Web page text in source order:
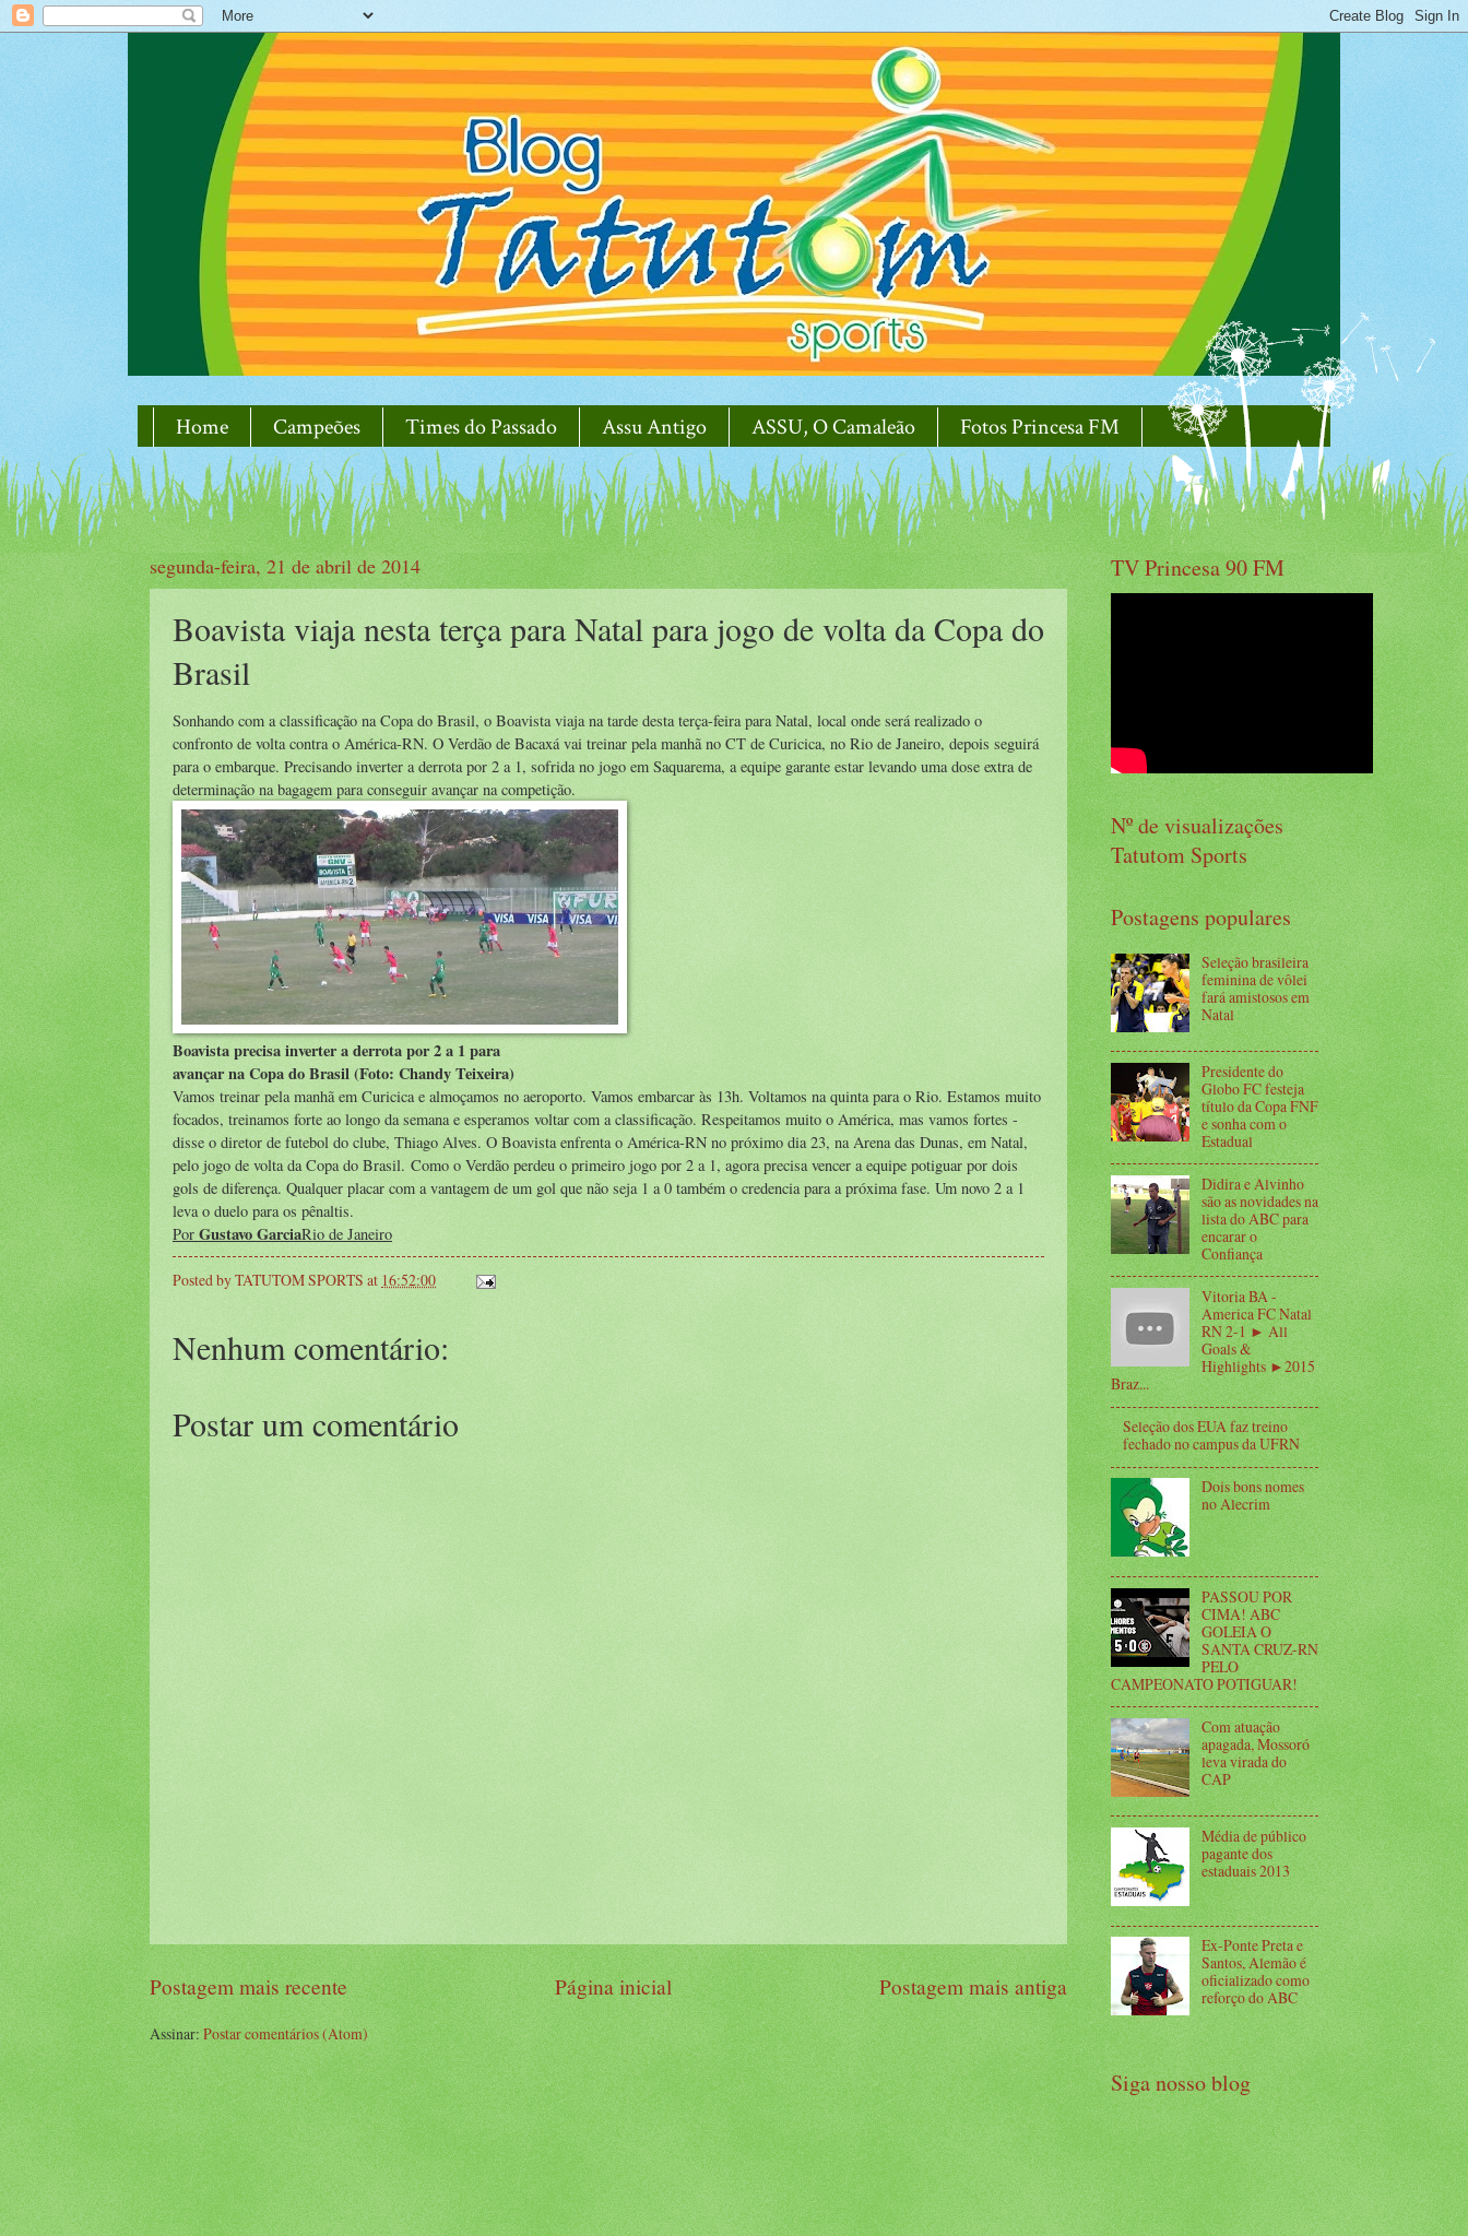
Home Campeões Times do Passado Assu Antigo ASSU, O Camaleão Fotos Princesa FM
segunda-feira, 21 de abril de 2014
Boavista viaja nesta terça para Natal para jogo de volta da Copa do
Brasil
Sonhando com a classificação na Copa do Brasil, o Boavista viaja na tarde desta terça-feira para Natal, local onde será realizado o
confronto de volta contra o América-RN. O Verdão de Bacaxá vai treinar pela manhã no CT de Curicica, no Rio de Janeiro, depois seguirá
para o embarque. Precisando inverter a derrota por 2 a 1, sofrida no jogo em Saquarema, a equipe garante estar levando uma dose extra de
determinação na bagagem para conseguir avançar na competição.
Boavista precisa inverter a derrota por 2 a 1 para
avançar na Copa do Brasil (Foto: Chandy Teixeira)
Vamos treinar pela manhã em Curicica e almoçamos no aeroporto. Vamos embarcar às 13h. Voltamos na quinta para o Rio. Estamos muito
focados, treinamos forte ao longo da semana e esperamos voltar com a classificação. Respeitamos muito o América, mas vamos fortes -
disse o diretor de futebol do clube, Thiago Alves. O Boavista enfrenta o América-RN no próximo dia 23, na Arena das Dunas, em Natal,
pelo jogo de volta da Copa do Brasil. Como o Verdão perdeu o primeiro jogo por 2 a 1, agora precisa vencer a equipe potiguar por dois
gols de diferença. Qualquer placar com a vantagem de um gol que não seja 1 a 0 também o credencia para a próxima fase. Um novo 2 a 1
leva o duelo para os pênaltis.
Por Gustavo GarciaRio de Janeiro
Posted byTATUTOM SPORTS at 16:52:00
Nenhum comentário:
Postar um comentário
Postagem mais recente Postagem mais antiga
Página inicial
Assinar:Postar comentários (Atom)
TV Princesa 90 FM
Nº de visualizações
Tatutom Sports
Postagens populares
Seleção brasileira
feminina de vôlei
fará amistosos em
Natal
Presidente do
Globo FC festeja
título da Copa FNF
e sonha com o
Estadual
Didira e Alvinho
são as novidades na
lista do ABC para
encarar o
Confiança
Vitoria BA -
America FC Natal
RN 2-1 ► All
Goals &
Highlights ►2015
Braz...
Seleção dos EUA faz treino
fechado no campus da UFRN
Dois bons nomes
no Alecrim
PASSOU POR
CIMA! ABC
GOLEIA O
SANTA CRUZ-RN
PELO
CAMPEONATO POTIGUAR!
Com atuação
apagada, Mossoró
leva virada do
CAP
Média de público
pagante dos
estaduais 2013
Ex-Ponte Preta e
Santos, Alemão é
oficializado como
reforço do ABC
Siga nosso blog